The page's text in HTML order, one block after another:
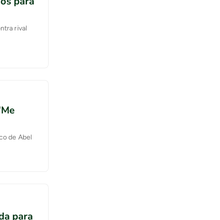
rival
de Abel
para